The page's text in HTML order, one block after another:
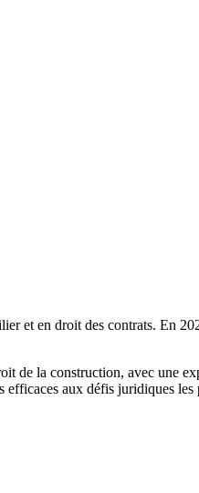
et en droit des contrats. En
de la construction, avec une
efficaces aux défis juridiques les